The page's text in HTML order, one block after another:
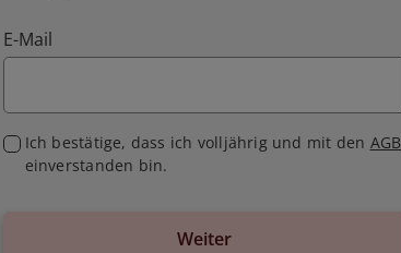
E-Mail
Ich bestätige, dass ich volljährig und mit den AGB
einverstanden bin.
Weiter